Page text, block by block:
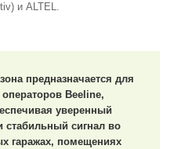
и ALTEL.
предназначается для
Beeline,
уверенный
стабильный сигнал во
гаражах, помещениях